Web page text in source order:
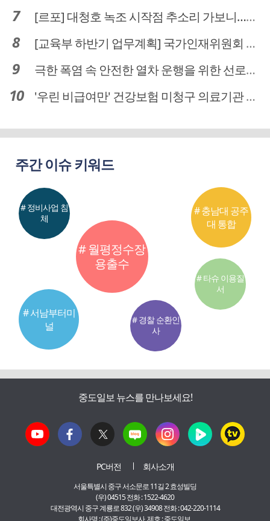
[르포] 대청호 녹조 시작점 추소리 가보니…걷어내도 짙은 초록빛
[교육부 하반기 업무계획] 국가인재위원회 신설… 거점국립대 3곳 성장엔진·AI 분야 패키지 지원
극한 폭염 속 안전한 열차 운행을 위한 선로관리
'우린 비급여만' 건강보험 미청구 의료기관 대전 65곳 충남 31곳
주간 이슈 키워드
# 월평정수장
용출수
# 서남부터미
널
# 충남대 공주
대 통합
# 정비사업 침
체
# 경찰 순환인
사
# 타슈 이용질
서
중도일보 뉴스를 만나보세요!
PC버전 회사소개
서울특별시 중구 서소문로 11길 2 효성빌딩
(우) 04515 전화 : 1522-4620
대전광역시 중구 계룡로 832 (우) 34908 전화 : 042-220-1114